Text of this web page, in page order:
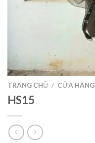
TRANG CHỦ / CỬA HÀNG
HS15